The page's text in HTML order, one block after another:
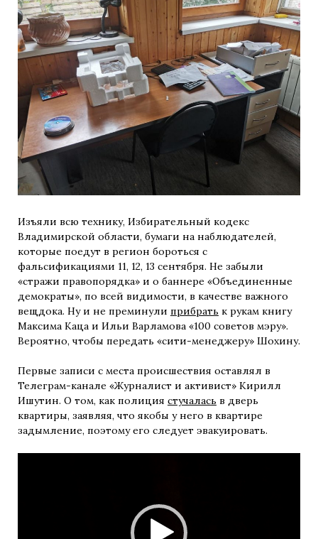
Изъяли всю технику, Избирательный кодекс
Владимирской области, бумаги на наблюдателей,
которые поедут в регион бороться с
фальсификациями 11, 12, 13 сентября. Не забыли
«стражи правопорядка» и о баннере «Объединенные
демократы», по всей видимости, в качестве важного
вещдока. Ну и не преминули прибрать к рукам книгу
Максима Каца и Ильи Варламова «100 советов мэру».
Вероятно, чтобы передать «сити-менеджеру» Шохину.
Первые записи с места происшествия оставлял в
Телеграм-канале «Журналист и активист» Кирилл
Ишутин. О том, как полиция стучалась в дверь
квартиры, заявляя, что якобы у него в квартире
задымление, поэтому его следует эвакуировать.